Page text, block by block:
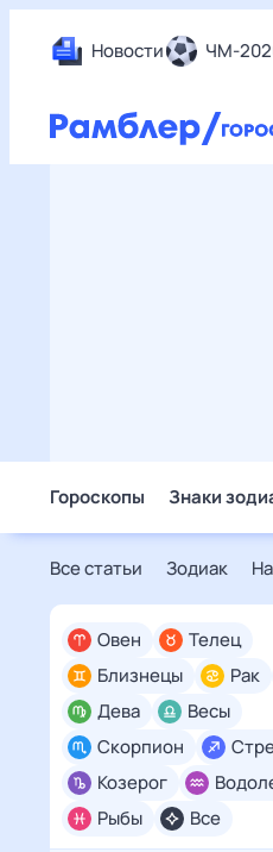
Новости ЧМ-
Гороскопы Знаки
Все статьи Зодиак
Все
Овен
Телец
Близнецы
Рак
Дева
Весы
Скорпион
Козерог
Рыбы